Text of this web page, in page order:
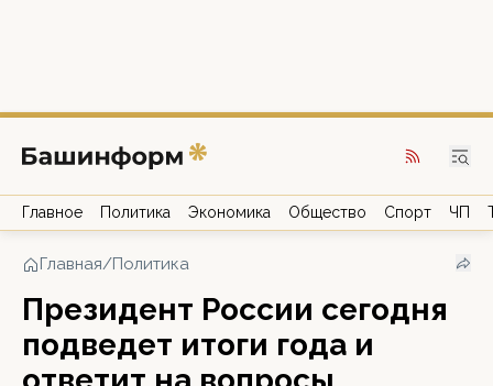
Главное Политика Экономика Общество Спорт ЧП
Главная/Политика
Президент России сегодня
подведет итоги года и